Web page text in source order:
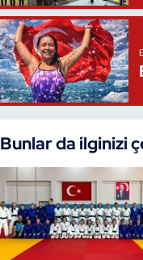
Bunlar da ilginizi